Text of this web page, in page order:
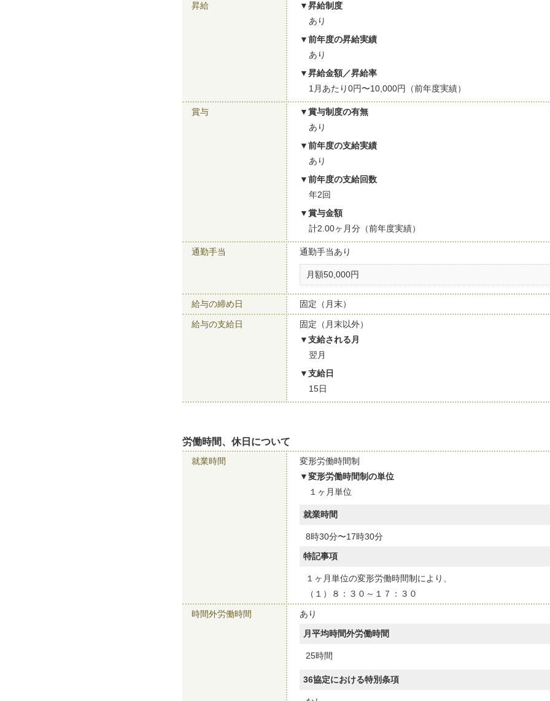
昇給
昇給制度
あり
前年度の昇給実績
あり
昇給金額／昇給率
1月あたり0円〜10,000円（前年度実績）
賞与
賞与制度の有無
あり
前年度の支給実績
あり
前年度の支給回数
年2回
賞与金額
計2.00ヶ月分（前年度実績）
通勤手当 通勤手当あり
月額50,000円
給与の締め日 固定（月末）
給与の支給日
固定（月末以外）
支給される月
翌月
支給日
15日
労働時間、休日について
就業時間
変形労働時間制
変形労働時間制の単位
１ヶ月単位
就業時間
8時30分〜17時30分
特記事項
１ヶ月単位の変形労働時間制により、
（１）８：３０～１７：３０
時間外労働時間
あり
月平均時間外労働時間
25時間
36協定における特別条項